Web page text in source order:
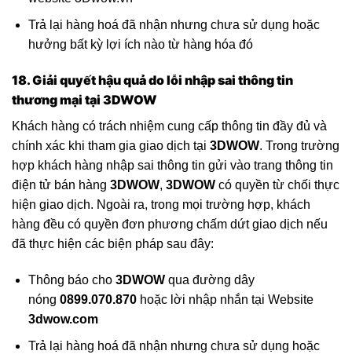
Trả lại hàng hoá đã nhận nhưng chưa sử dụng hoặc
hưởng bất kỳ lợi ích nào từ hàng hóa đó
18. Giải quyết hậu quả do lỗi nhập sai thông tin
thương mại tại 3DWOW
Khách hàng có trách nhiệm cung cấp thông tin đầy đủ và
chính xác khi tham gia giao dịch tại 3DWOW. Trong trường
hợp khách hàng nhập sai thông tin gửi vào trang thông tin
điện tử bán hàng 3DWOW, 3DWOW có quyền từ chối thực
hiện giao dịch. Ngoài ra, trong mọi trường hợp, khách
hàng đều có quyền đơn phương chấm dứt giao dịch nếu
đã thực hiện các biện pháp sau đây:
Thông báo cho 3DWOWqua đường dây
nóng 0899.070.870 hoặc lời nhập nhắn tại Website
3dwow.com
Trả lại hàng hoá đã nhận nhưng chưa sử dụng hoặc